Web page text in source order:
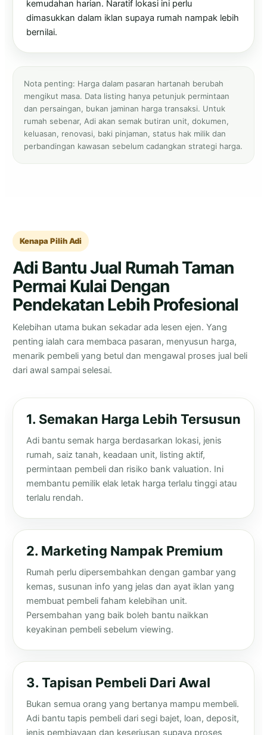
kemudahan harian. Naratif lokasi ini perlu
dimasukkan dalam iklan supaya rumah nampak lebih
bernilai.
Nota penting: Harga dalam pasaran hartanah berubah
mengikut masa. Data listing hanya petunjuk permintaan
dan persaingan, bukan jaminan harga transaksi. Untuk
rumah sebenar, Adi akan semak butiran unit, dokumen,
keluasan, renovasi, baki pinjaman, status hak milik dan
perbandingan kawasan sebelum cadangkan strategi harga.
Kenapa Pilih Adi
Adi Bantu Jual Rumah Taman
Permai Kulai Dengan
Pendekatan Lebih Profesional
Kelebihan utama bukan sekadar ada lesen ejen. Yang
penting ialah cara membaca pasaran, menyusun harga,
menarik pembeli yang betul dan mengawal proses jual beli
dari awal sampai selesai.
1. Semakan Harga Lebih Tersusun
Adi bantu semak harga berdasarkan lokasi, jenis
rumah, saiz tanah, keadaan unit, listing aktif,
permintaan pembeli dan risiko bank valuation. Ini
membantu pemilik elak letak harga terlalu tinggi atau
terlalu rendah.
2. Marketing Nampak Premium
Rumah perlu dipersembahkan dengan gambar yang
kemas, susunan info yang jelas dan ayat iklan yang
membuat pembeli faham kelebihan unit.
Persembahan yang baik boleh bantu naikkan
keyakinan pembeli sebelum viewing.
3. Tapisan Pembeli Dari Awal
Bukan semua orang yang bertanya mampu membeli.
Adi bantu tapis pembeli dari segi bajet, loan, deposit,
jenis pembiayaan dan keseriusan supaya proses